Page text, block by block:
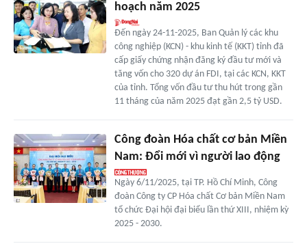
hoạch năm 2025
Đến ngày 24-11-2025, Ban Quản lý các khu
công nghiệp (KCN) - khu kinh tế (KKT) tỉnh đã
cấp giấy chứng nhận đăng ký đầu tư mới và
tăng vốn cho 320 dự án FDI, tại các KCN, KKT
của tỉnh. Tổng vốn đầu tư thu hút trong gần
11 tháng của năm 2025 đạt gần 2,5 tỷ USD.
Công đoàn Hóa chất cơ bản Miền
Nam: Đổi mới vì người lao động
Ngày 6/11/2025, tại TP. Hồ Chí Minh, Công
đoàn Công ty CP Hóa chất Cơ bản Miền Nam
tổ chức Đại hội đại biểu lần thứ XIII, nhiệm kỳ
2025 - 2030.